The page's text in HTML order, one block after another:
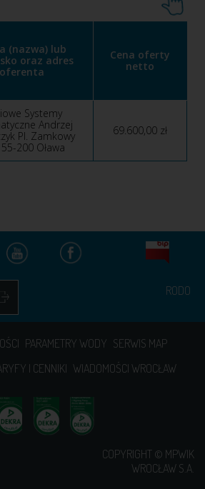
(nazwa) lub
oraz adres
oferenta
Cena oferty
netto
Systemy
Andrzej
Pl. Zamkowy
200 Oława
69.600,00 zł
PARAMETRY WODY SERWIS MAP
I CENNIKI WIADOMOŚCI WROCŁAW
RODO
COPYRIGHT © MPWIK
WROCŁAW S.A.